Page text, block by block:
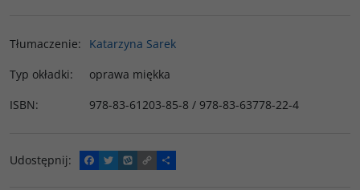
Tłumaczenie:
Katarzyna Sarek
Typ okładki:
oprawa miękka
ISBN: 978-83-61203-85-8 / 978-83-63778-22-4
Udostępnij:
F
a
T
w
W
y
C
o
P
o